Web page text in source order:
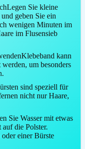
Sie kleine
geben Sie ein
wenigen Minuten im
im Flusensieb
kann
um besonders
sind speziell für
nicht nur Haare,
Sie Wasser mit etwas
auf die Polster.
einer Bürste